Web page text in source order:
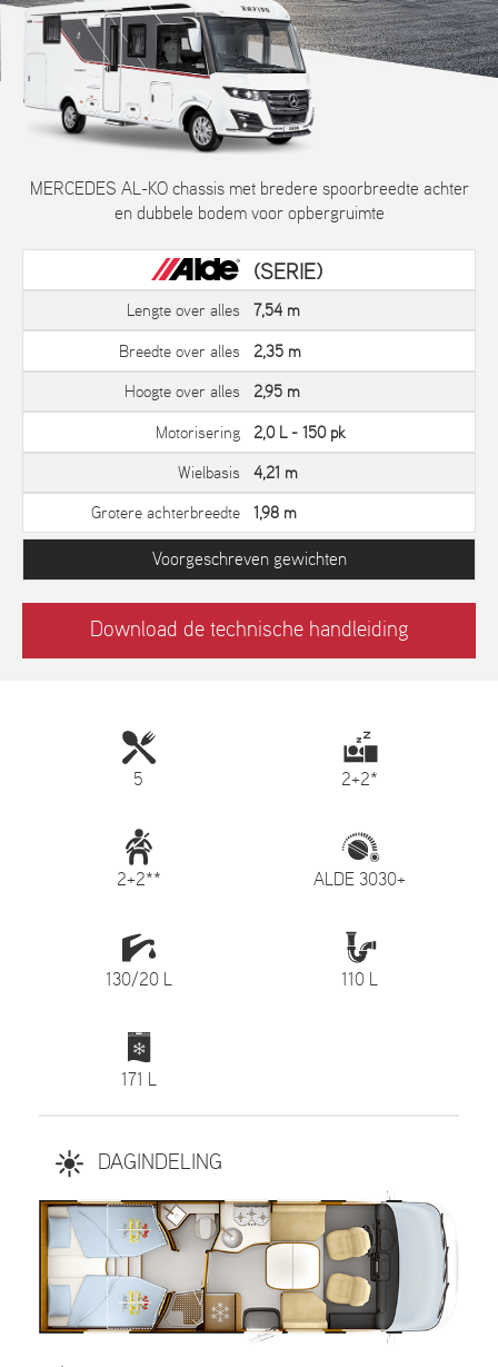
MERCEDES AL-KO chassis met bredere spoorbreedte achter
en dubbele bodem voor opbergruimte
(SERIE)
Lengte over alles 7,54 m
Breedte over alles 2,35 m
Hoogte over alles 2,95 m
Motorisering 2,0 L - 150 pk
Wielbasis 4,21 m
Grotere achterbreedte 1,98 m
Voorgeschreven gewichten
Download de technische handleiding
5 2+2*
2+2** ALDE 3030+
130/20 L 110 L
171 L
DAGINDELING